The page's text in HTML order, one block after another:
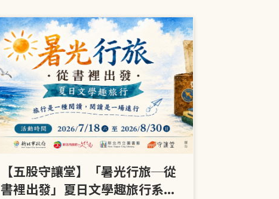
【五股守讓堂】「暑光行旅─從
書裡出發」夏日文學趣旅行系列